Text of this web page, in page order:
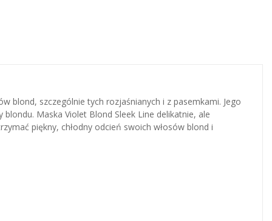
blond, szczególnie tych rozjaśnianych i z pasemkami. Jego
Maska Violet Blond Sleek Line delikatnie, ale
piękny, chłodny odcień swoich włosów blond i